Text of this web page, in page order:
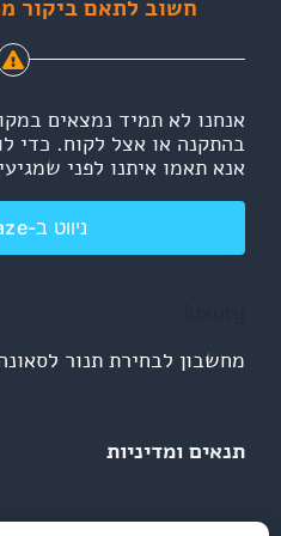
חשוב לתאם ביקור
אנחנו לא תמיד נמצאים
בהתקנה או אצל לקוח. כדי
אנא תאמו איתנו לפני
ניווט ב-Waze
מחשבון לבחירת תנור
תנאים ומדיניות